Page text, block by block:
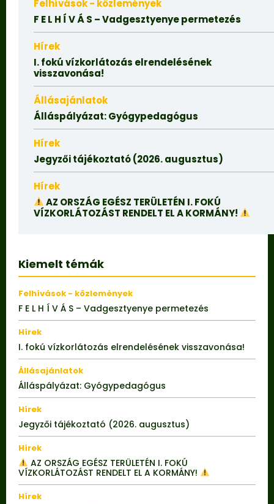
Felhívások - közlemények
F E L H Í V Á S – Vadgesztyenye permetezés
Hírek
I. fokú vízkorlátozás elrendelésének
visszavonása!
Állásajánlatok
Álláspályázat: Gyógypedagógus
Hírek
Jegyzői tájékoztató (2026. augusztus)
Hírek
AZ ORSZÁG EGÉSZ TERÜLETÉN I. FOKÚ
VÍZKORLÁTOZÁST RENDELT EL A KORMÁNY!
Kiemelt témák
Felhívások - közlemények
F E L H Í V Á S – Vadgesztyenye permetezés
Hírek
I. fokú vízkorlátozás elrendelésének visszavonása!
Állásajánlatok
Álláspályázat: Gyógypedagógus
Hírek
Jegyzői tájékoztató (2026. augusztus)
Hírek
AZ ORSZÁG EGÉSZ TERÜLETÉN I. FOKÚ
VÍZKORLÁTOZÁST RENDELT EL A KORMÁNY!
Hírek